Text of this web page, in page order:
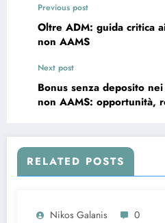
Previous post
Oltre ADM: guida critica
non AAMS
Next post
Bonus senza deposito
non AAMS: opportunità,
RELATED POSTS
Nikos Galanis 0